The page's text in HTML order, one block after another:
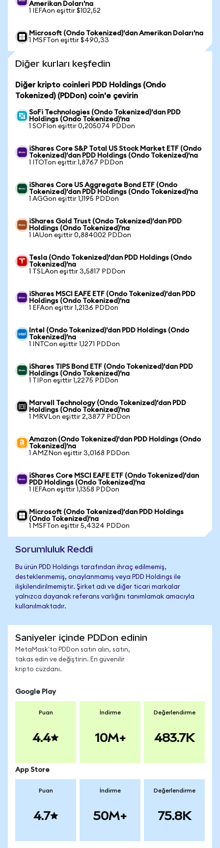
Amerikan Doları'na
1 IEFAon eşittir $102,52
Microsoft (Ondo Tokenized)'dan Amerikan Doları'na
1 MSFTon eşittir $490,33
Diğer kurları keşfedin
Diğer kripto coinleri PDD Holdings (Ondo
Tokenized) (PDDon) coin'e çevirin
SoFi Technologies (Ondo Tokenized)'dan PDD
Holdings (Ondo Tokenized)'na
1 SOFIon eşittir 0,205074 PDDon
iShares Core S&P Total US Stock Market ETF (Ondo
Tokenized)'dan PDD Holdings (Ondo Tokenized)'na
1 ITOTon eşittir 1,8767 PDDon
iShares Core US Aggregate Bond ETF (Ondo
Tokenized)'dan PDD Holdings (Ondo Tokenized)'na
1 AGGon eşittir 1,1195 PDDon
iShares Gold Trust (Ondo Tokenized)'dan PDD
Holdings (Ondo Tokenized)'na
1 IAUon eşittir 0,884002 PDDon
Tesla (Ondo Tokenized)'dan PDD Holdings (Ondo
Tokenized)'na
1 TSLAon eşittir 3,5817 PDDon
iShares MSCI EAFE ETF (Ondo Tokenized)'dan PDD
Holdings (Ondo Tokenized)'na
1 EFAon eşittir 1,2136 PDDon
Intel (Ondo Tokenized)'dan PDD Holdings (Ondo
Tokenized)'na
1 INTCon eşittir 1,1271 PDDon
iShares TIPS Bond ETF (Ondo Tokenized)'dan PDD
Holdings (Ondo Tokenized)'na
1 TIPon eşittir 1,2275 PDDon
Marvell Technology (Ondo Tokenized)'dan PDD
Holdings (Ondo Tokenized)'na
1 MRVLon eşittir 2,3877 PDDon
Amazon (Ondo Tokenized)'dan PDD Holdings (Ondo
Tokenized)'na
1 AMZNon eşittir 3,0168 PDDon
iShares Core MSCI EAFE ETF (Ondo Tokenized)'dan
PDD Holdings (Ondo Tokenized)'na
1 IEFAon eşittir 1,1358 PDDon
Microsoft (Ondo Tokenized)'dan PDD Holdings
(Ondo Tokenized)'na
1 MSFTon eşittir 5,4324 PDDon
Sorumluluk Reddi
Bu ürün PDD Holdings tarafından ihraç edilmemiş,
desteklenmemiş, onaylanmamış veya PDD Holdings ile
ilişkilendirilmemiştir. Şirket adı ve diğer ticari markalar
yalnızca dayanak referans varlığını tanımlamak amacıyla
kullanılmaktadır.
Saniyeler içinde PDDon edinin
MetaMask'ta PDDon satın alın, satın,
takas edin ve değiştirin. En güvenilir
kripto cüzdanı.
Google Play
Puan
4.4
İndirme
10M+
Değerlendirme
483.7K
App Store
Puan
4.7
İndirme
50M+
Değerlendirme
75.8K